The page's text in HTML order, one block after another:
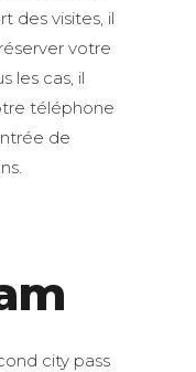
des visites, il
votre
les cas, il
téléphone
de
city pass